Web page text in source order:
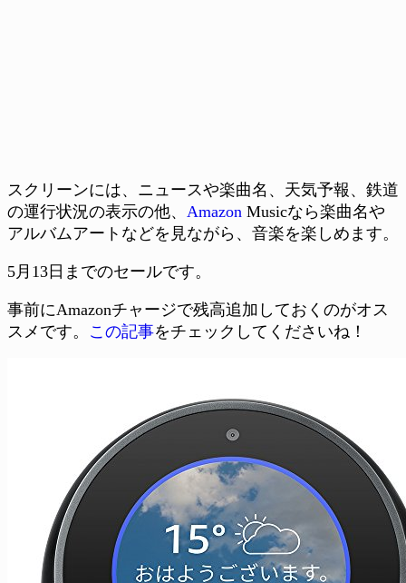
スクリーンには、ニュースや楽曲名、天気予報、鉄道
の運行状況の表示の他、 Amazon Musicなら楽曲名や
アルバムアートなどを見ながら、音楽を楽しめます。
5月13日までのセールです。
事前にAmazonチャージで残高追加しておくのがオス
スメです。 この記事をチェックしてくださいね！